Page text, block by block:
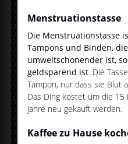
Menstruationstasse
Die Menstruationstasse
Tampons und Binden,
umweltschonender ist,
geldsparend ist. Die
Tampon, nur dass sie Blut
Das Ding kostet um die
Jahre neu gekauft werden.
Kaffee zu Hause